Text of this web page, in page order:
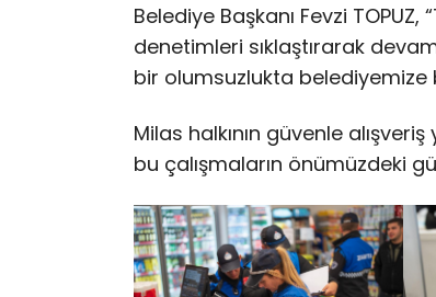
Belediye Başkanı Fevzi
denetimleri sıklaştırarak
bir olumsuzlukta belediyemize
Milas halkının güvenle
bu çalışmaların önümüzdeki